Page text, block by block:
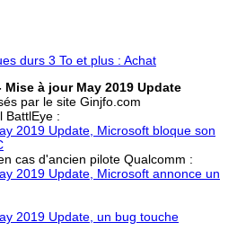
durs 3 To et plus : Achat
Mise à jour May 2019 Update
par le site Ginjfo.com
BattlEye :
2019 Update, Microsoft bloque son
cas d'ancien pilote Qualcomm :
2019 Update, Microsoft annonce un
2019 Update, un bug touche